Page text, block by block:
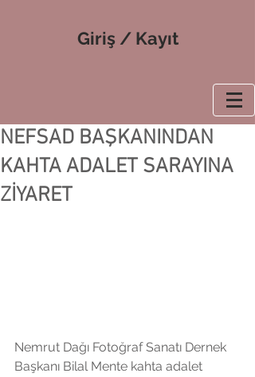
Giriş / Kayıt
NEFSAD BAŞKANINDAN
KAHTA ADALET SARAYINA
ZİYARET
Nemrut Dağı Fotoğraf Sanatı Dernek
Başkanı Bilal Mente kahta adalet